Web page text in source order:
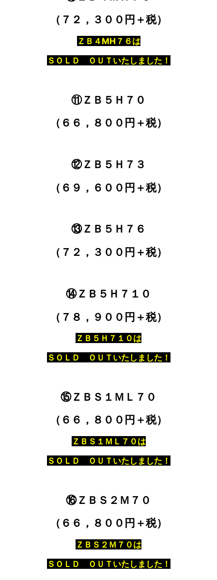
（７２，３００円＋税）
ＺＢ４MH７６は
ＳＯＬＤ ＯＵＴいたしました！
⑪ＺＢ５Ｈ７０
（６６，８００円＋税）
⑫ＺＢ５Ｈ７３
（６９，６００円＋税）
⑬ＺＢ５Ｈ７６
（７２，３００円＋税）
⑭ＺＢ５Ｈ７１０
（７８，９００円＋税）
ＺＢ５Ｈ７１０は
ＳＯＬＤ ＯＵＴいたしました！
⑮ＺＢＳ１ＭＬ７０
（６６，８００円＋税）
ＺＢＳ１ＭＬ７０は
ＳＯＬＤ ＯＵＴいたしました！
⑯ＺＢＳ２Ｍ７０
（６６，８００円＋税）
ＺＢＳ２Ｍ７０は
ＳＯＬＤ ＯＵＴいたしました！